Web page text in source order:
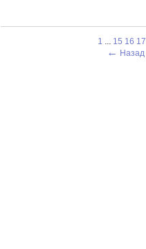
1 15 16 17
← Назад